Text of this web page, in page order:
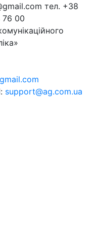
тел. +38
76 00
support@ag.com.ua